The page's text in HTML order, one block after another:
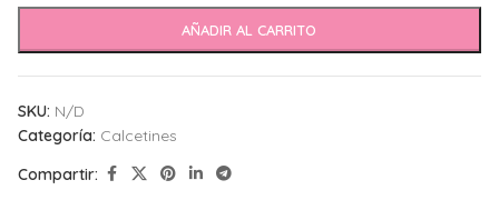
AÑADIR AL CARRITO
SKU: N/D
Categoría: Calcetines
Compartir: